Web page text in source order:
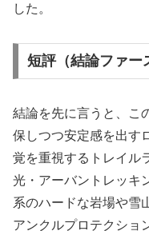
した。
短評（結論ファー
結論を先に言うと、こ
保しつつ安定感を出す
覚を重視するトレイル
光・アーバントレッキ
系のハードな岩場や雪
アンクルプロテクショ